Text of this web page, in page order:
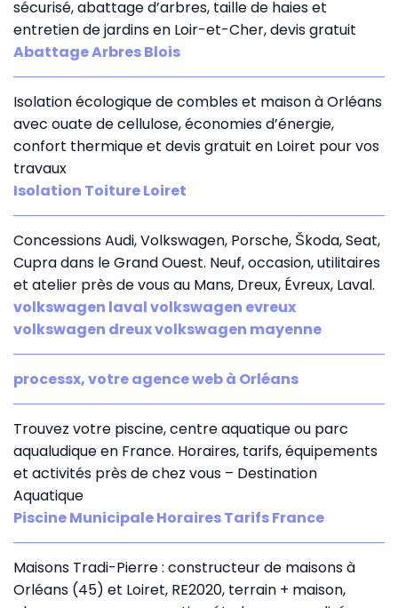
sécurisé, abattage d’arbres, taille de haies et
entretien de jardins en Loir-et-Cher, devis gratuit
Abattage Arbres Blois
Isolation écologique de combles et maison à Orléans
avec ouate de cellulose, économies d’énergie,
confort thermique et devis gratuit en Loiret pour vos
travaux
Isolation Toiture Loiret
Concessions Audi, Volkswagen, Porsche, Škoda, Seat,
Cupra dans le Grand Ouest. Neuf, occasion, utilitaires
et atelier près de vous au Mans, Dreux, Évreux, Laval.
volkswagen laval volkswagen evreux
volkswagen dreux volkswagen mayenne
processx, votre agence web à Orléans
Trouvez votre piscine, centre aquatique ou parc
aqualudique en France. Horaires, tarifs, équipements
et activités près de chez vous – Destination
Aquatique
Piscine Municipale Horaires Tarifs France
Maisons Tradi-Pierre : constructeur de maisons à
Orléans (45) et Loiret, RE2020, terrain + maison,